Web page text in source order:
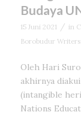
Budaya
15 Juni 2021 / in
Borobudur
Oleh Hari
akhirnya
(intangible
Nations